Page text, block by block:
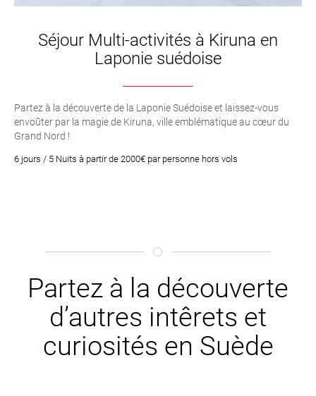
Séjour Multi-activités à Kiruna en
Laponie suédoise
Partez à la découverte de la Laponie Suédoise et laissez-vous
envoûter par la magie de Kiruna, ville emblématique au cœur du
Grand Nord !
6 jours / 5 Nuits à partir de 2000€ par personne hors vols
Partez à la découverte
d’autres intêrets et
curiosités en Suède